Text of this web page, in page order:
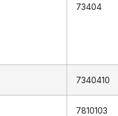
73404
7340410
7810103